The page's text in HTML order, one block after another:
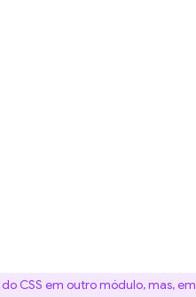
do CSS em outro módulo, mas, em